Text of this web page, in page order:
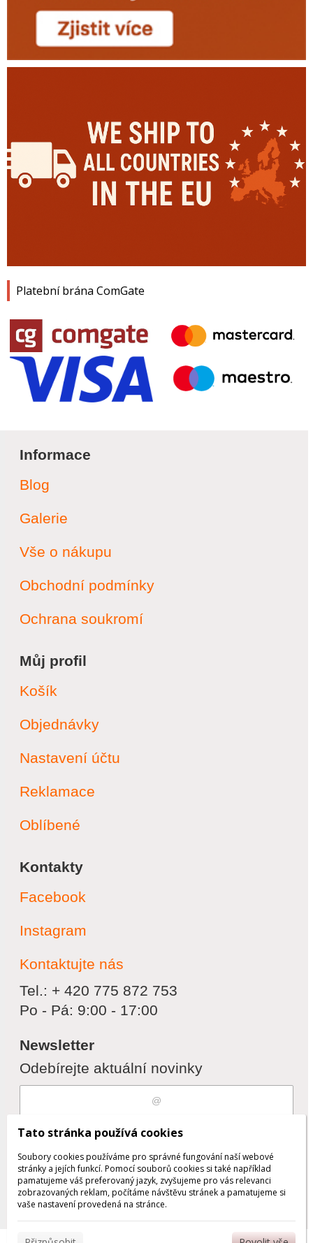
Platební brána ComGate
Informace
Blog
Galerie
Vše o nákupu
Obchodní podmínky
Ochrana soukromí
Můj profil
Košík
Objednávky
Nastavení účtu
Reklamace
Oblíbené
Kontakty
Facebook
Instagram
Kontaktujte nás
Tel.: + 420 775 872 753
Po - Pá: 9:00 - 17:00
Newsletter
Odebírejte aktuální novinky
Souhlasím szpracováním osobních
údajů
Odebrat Přidat
Tato stránka používá cookies
Soubory cookies používáme pro správné fungování naší webové
stránky a jejích funkcí. Pomocí souborů cookies si také například
pamatujeme váš preferovaný jazyk, zvyšujeme pro vás relevanci
zobrazovaných reklam, počítáme návštěvu stránek a pamatujeme si
vaše nastavení provedená na stránce.